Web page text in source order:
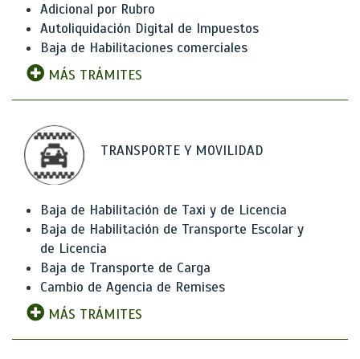
Adicional por Rubro
Autoliquidación Digital de Impuestos
Baja de Habilitaciones comerciales
MÁS TRÁMITES
TRANSPORTE Y MOVILIDAD
Baja de Habilitación de Taxi y de Licencia
Baja de Habilitación de Transporte Escolar y
de Licencia
Baja de Transporte de Carga
Cambio de Agencia de Remises
MÁS TRÁMITES